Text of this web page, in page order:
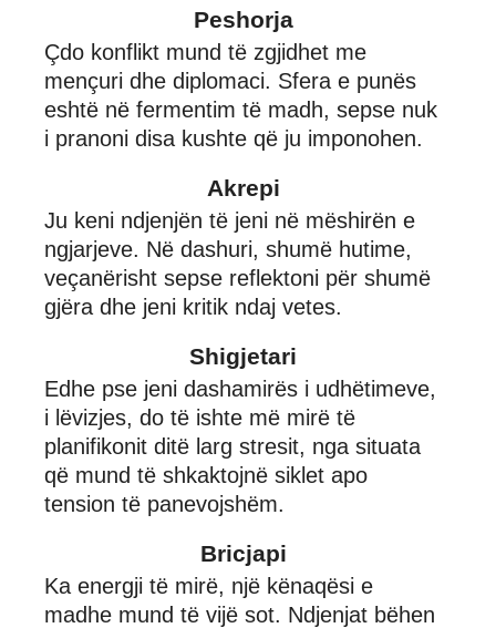
Peshorja
Çdo konflikt mund të zgjidhet me
mençuri dhe diplomaci. Sfera e punës
eshtë në fermentim të madh, sepse nuk
i pranoni disa kushte që ju imponohen.
Akrepi
Ju keni ndjenjën të jeni në mëshirën e
ngjarjeve. Në dashuri, shumë hutime,
veçanërisht sepse reflektoni për shumë
gjëra dhe jeni kritik ndaj vetes.
Shigjetari
Edhe pse jeni dashamirës i udhëtimeve,
i lëvizjes, do të ishte më mirë të
planifikonit ditë larg stresit, nga situata
që mund të shkaktojnë siklet apo
tension të panevojshëm.
Bricjapi
Ka energji të mirë, një kënaqësi e
madhe mund të vijë sot. Ndjenjat bëhen